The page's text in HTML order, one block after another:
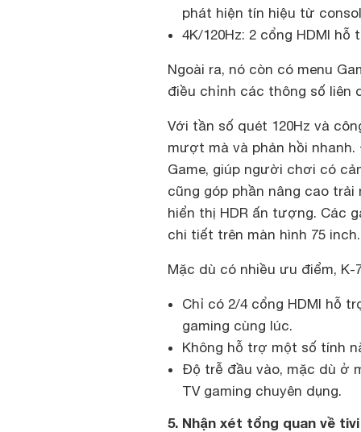
phát hiện tín hiệu từ
4K/120Hz: 2 cổng HDMI
Ngoài ra, nó còn có menu
điều chỉnh các thông số liên
Với tần số quét 120Hz và
mượt mà và phản hồi
Game, giúp người chơi có
cũng góp phần nâng cao
hiển thị HDR ấn tượng. Các
chi tiết trên màn hình 75 inch.
Mặc dù có nhiều ưu điểm, K-
Chỉ có 2/4 cổng HDMI hỗ
gaming cùng lúc.
Không hỗ trợ một số tính
Độ trễ đầu vào, mặc dù ở
TV gaming chuyên dụng.
5. Nhận xét tổng quan về tivi